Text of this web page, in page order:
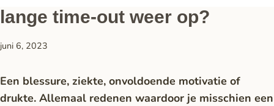
lange time-out weer op?
juni 6, 2023
Een blessure, ziekte, onvoldoende motivatie of
drukte. Allemaal redenen waardoor je misschien een